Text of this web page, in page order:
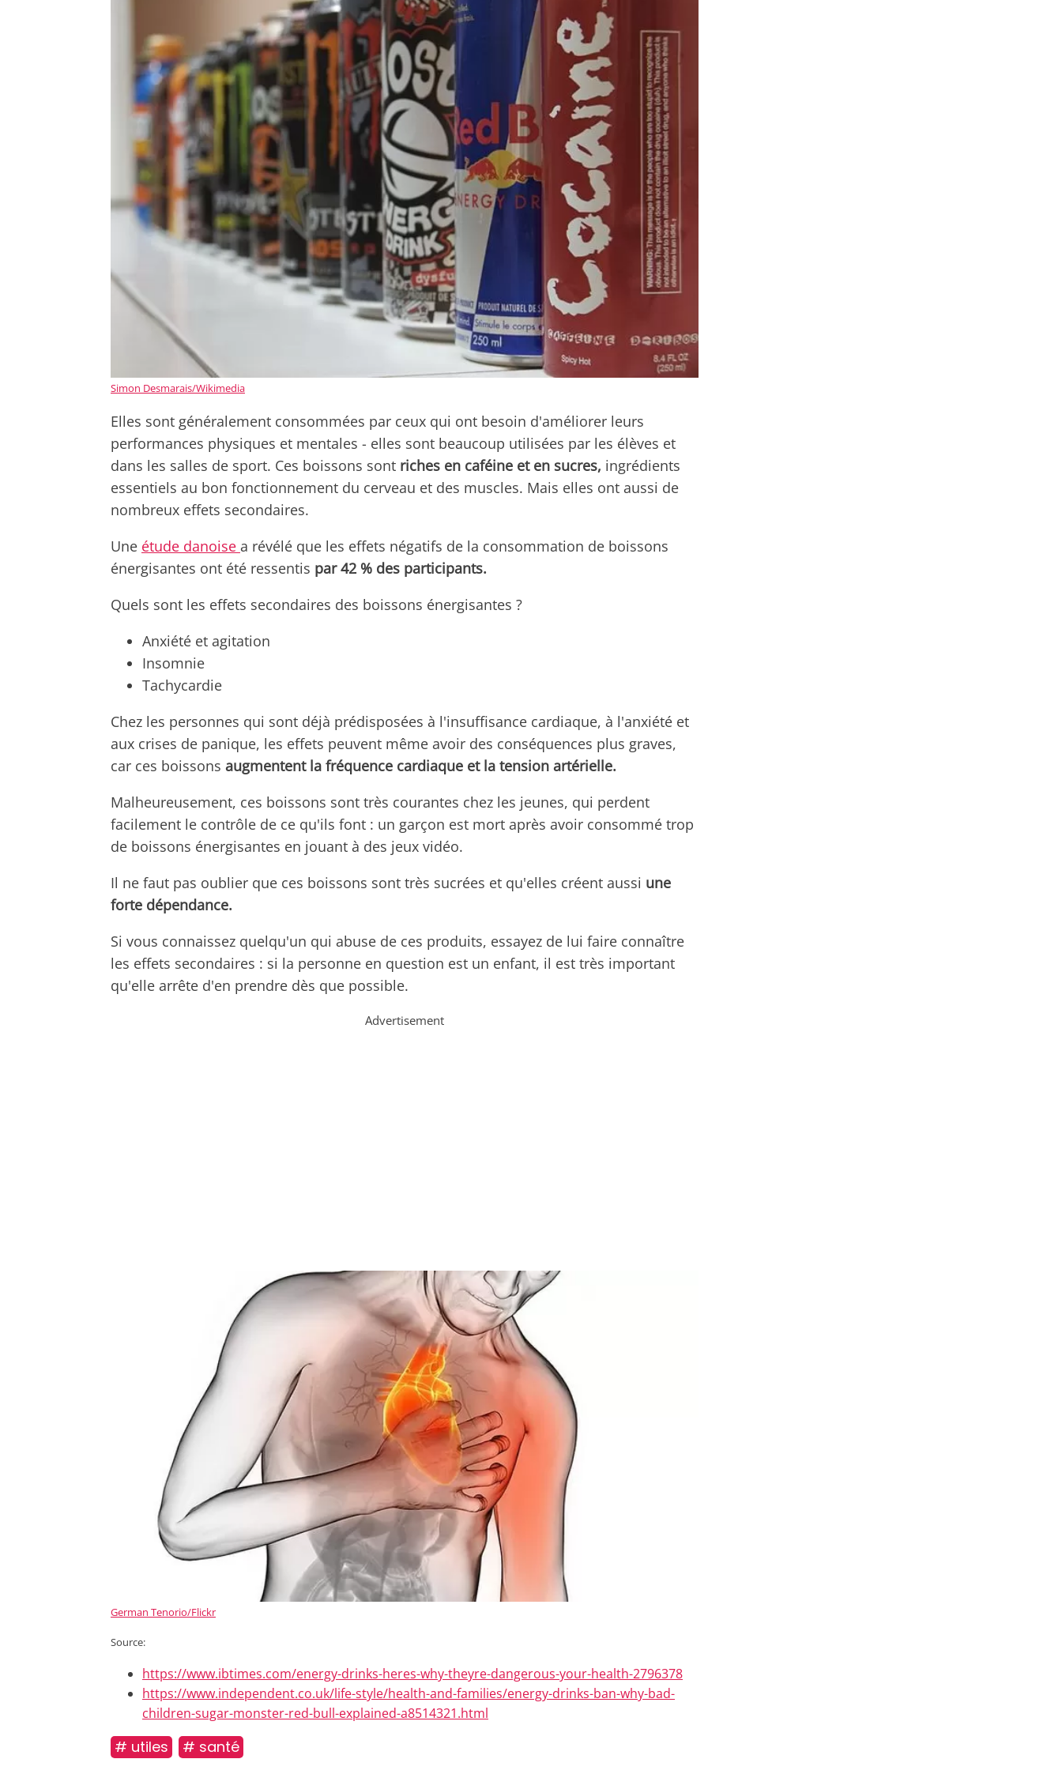
Simon Desmarais/Wikimedia
Elles sont généralement consommées par ceux qui ont besoin d'améliorer leurs
performances physiques et mentales - elles sont beaucoup utilisées par les élèves et
dans les salles de sport. Ces boissons sont riches en caféine et en sucres, ingrédients
essentiels au bon fonctionnement du cerveau et des muscles. Mais elles ont aussi de
nombreux effets secondaires.
Une étude danoise a révélé que les effets négatifs de la consommation de boissons
énergisantes ont été ressentis par 42 % des participants.
Quels sont les effets secondaires des boissons énergisantes ?
Anxiété et agitation
Insomnie
Tachycardie
Chez les personnes qui sont déjà prédisposées à l'insuffisance cardiaque, à l'anxiété et
aux crises de panique, les effets peuvent même avoir des conséquences plus graves,
car ces boissons augmentent la fréquence cardiaque et la tension artérielle.
Malheureusement, ces boissons sont très courantes chez les jeunes, qui perdent
facilement le contrôle de ce qu'ils font : un garçon est mort après avoir consommé trop
de boissons énergisantes en jouant à des jeux vidéo.
Il ne faut pas oublier que ces boissons sont très sucrées et qu'elles créent aussi une
forte dépendance.
Si vous connaissez quelqu'un qui abuse de ces produits, essayez de lui faire connaître
les effets secondaires : si la personne en question est un enfant, il est très important
qu'elle arrête d'en prendre dès que possible.
Advertisement
German Tenorio/Flickr
Source:
https://www.ibtimes.com/energy-drinks-heres-why-theyre-dangerous-your-health-2796378
https://www.independent.co.uk/life-style/health-and-families/energy-drinks-ban-why-bad-
children-sugar-monster-red-bull-explained-a8514321.html
# utiles # santé